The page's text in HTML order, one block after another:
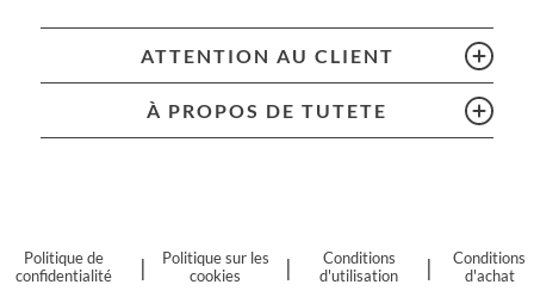
Djeco
Dock & Bay
ATTENTION AU CLIENT
À PROPOS DE TUTETE
Politique de
confidentialité
|
Politique sur les
cookies
|
Conditions
d'utilisation
|
Conditions
d'achat